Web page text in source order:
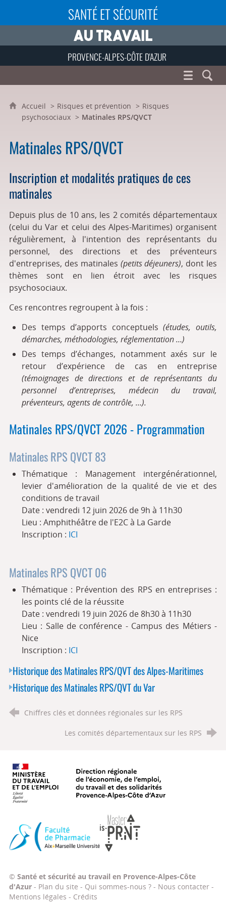
SANTÉ ET SÉCURITÉ
PROVENCE-ALPES-CÔTE D'AZUR
Accueil Risques et prévention
Risques
psychosociaux
Matinales RPS/QVCT
Matinales RPS/QVCT
Inscription et modalités pratiques de ces
matinales
Depuis plus de 10 ans, les 2 comités départementaux
(celui du Var et celui des Alpes-Maritimes) organisent
régulièrement, à l'intention des représentants du
personnel, des directions et des préventeurs
d'entreprises, des matinales (petits déjeuners), dont les
thèmes sont en lien étroit avec les risques
psychosociaux.
Ces rencontres regroupent à la fois :
Des temps d’apports conceptuels(études, outils,
démarches, méthodologies, réglementation …)
Des temps d’échanges, notamment axés sur le
retour d’expérience de cas en entreprise
(témoignages de directions et de représentants du
personnel d’entreprises, médecin du travail,
préventeurs, agents de contrôle, …).
Matinales RPS/QVCT 2026 - Programmation
Matinales RPS QVCT 83
Thématique : Management intergénérationnel,
levier d'amélioration de la qualité de vie et des
conditions de travail
Date : vendredi 12 juin 2026 de 9h à 11h30
Lieu : Amphithéâtre de l'E2C à La Garde
Inscription : ICI
Matinales RPS QVCT 06
Thématique : Prévention des RPS en entreprises :
les points clé de la réussite
Date : vendredi 19 juin 2026 de 8h30 à 11h30
Lieu : Salle de conférence - Campus des Métiers -
Nice
Inscription : ICI
Historique des Matinales RPS/QVT des Alpes-Maritimes
Historique des Matinales RPS/QVT du Var
Chiffres clés et données régionales sur les RPS
Les comités départementaux sur les RPS
Ministère du travail, de l'emploi,
© Santé et sécurité au travail en Provence-Alpes-Côte
d'Azur- Plan du site - Qui sommes-nous ?- Nous contacter-
Mentions légales - Crédits